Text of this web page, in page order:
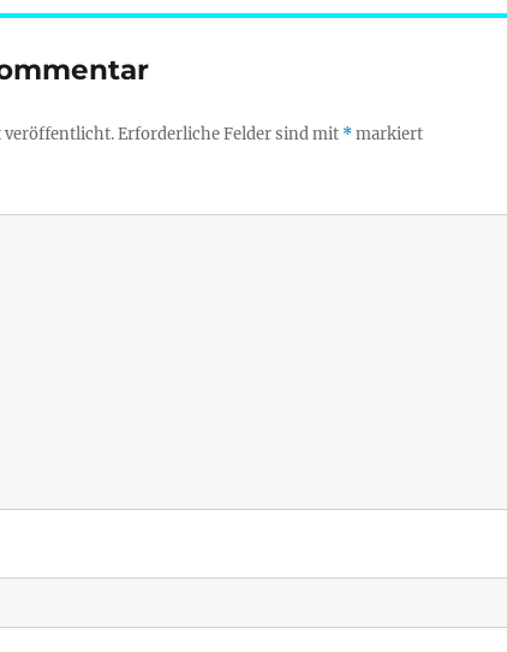
veröffentlicht. Erforderliche Felder sind mit *markiert